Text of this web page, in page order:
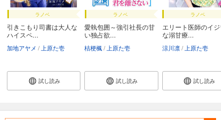
ラノベ
引きこもり司書は大人な
ハイスペ...
加地アヤメ 上原た壱
試し読み
ラノベ
愛執包囲～強引社長の甘
い独占欲...
桔梗楓 上原た壱
試し読み
ラノベ
エリート医師のイ
な溺甘療...
涼川凛 上原た壱
試し読み